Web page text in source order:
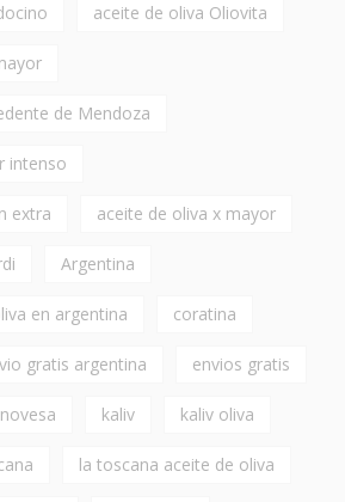
aceite de oliva Oliovita
de Mendoza
intenso
extra aceite de oliva x mayor
Argentina
en argentina coratina
gratis argentina envios gratis
kaliv kaliv oliva
la toscana aceite de oliva